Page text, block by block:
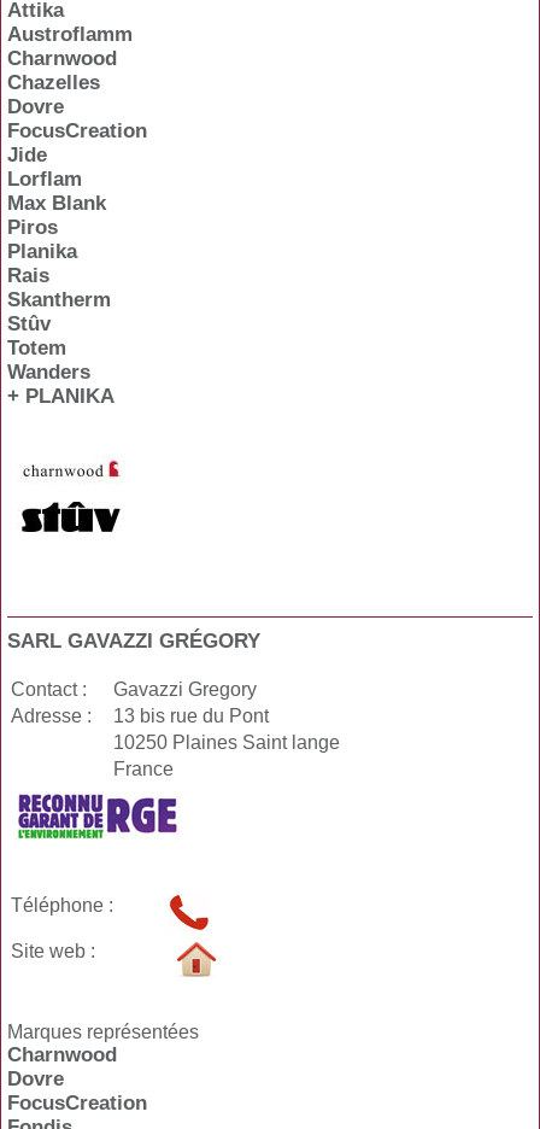
Attika
Austroflamm
Charnwood
Chazelles
Dovre
FocusCreation
Jide
Lorflam
Max Blank
Piros
Planika
Rais
Skantherm
Stûv
Totem
Wanders
+ PLANIKA
SARL GAVAZZI GRÉGORY
Contact :
Gavazzi Gregory
Adresse :
13 bis rue du Pont
10250 Plaines Saint lange
France
Téléphone :
Site web :
Marques représentées
Charnwood
Dovre
FocusCreation